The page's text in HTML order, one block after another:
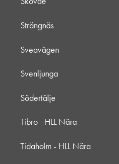
Strängnäs
Sveavägen
Svenljunga
Södertälje
Tibro - HLL Nära
Tidaholm - HLL Nära